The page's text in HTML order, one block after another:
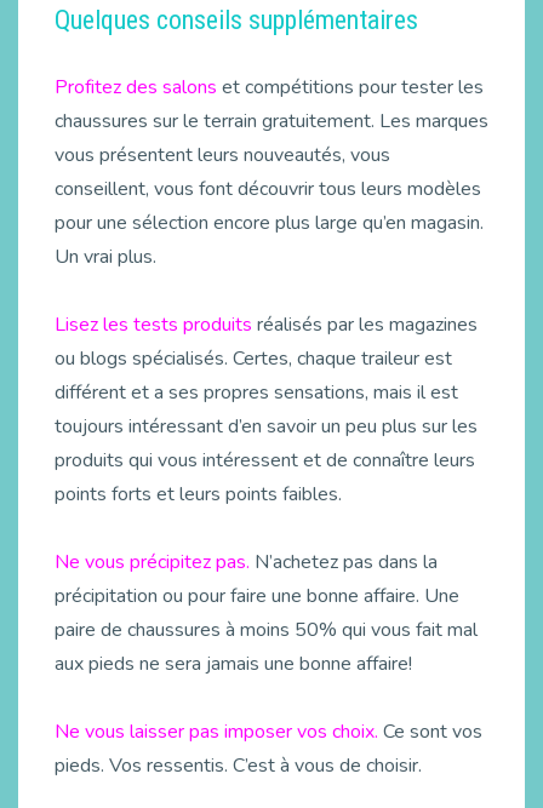
Quelques conseils supplémentaires
Profitez des salons et compétitions pour tester les
chaussures sur le terrain gratuitement. Les marques
vous présentent leurs nouveautés, vous
conseillent, vous font découvrir tous leurs modèles
pour une sélection encore plus large qu’en magasin.
Un vrai plus.
Lisez les tests produits réalisés par les magazines
ou blogs spécialisés. Certes, chaque traileur est
différent et a ses propres sensations, mais il est
toujours intéressant d’en savoir un peu plus sur les
produits qui vous intéressent et de connaître leurs
points forts et leurs points faibles.
Ne vous précipitez pas. N’achetez pas dans la
précipitation ou pour faire une bonne affaire. Une
paire de chaussures à moins 50% qui vous fait mal
aux pieds ne sera jamais une bonne affaire!
Ne vous laisser pas imposer vos choix. Ce sont vos
pieds. Vos ressentis. C’est à vous de choisir.